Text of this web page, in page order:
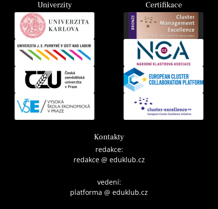
Univerzity Certifikace
Kontakty
redakce:
redakce @ eduklub.cz
vedení:
platforma @ eduklub.cz